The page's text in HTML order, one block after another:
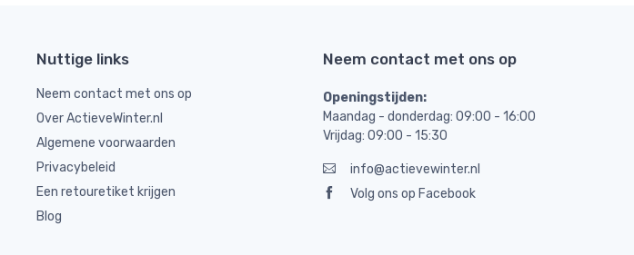
Nuttige links
Neem contact met ons op
Over ActieveWinter.nl
Algemene voorwaarden
Privacybeleid
Een retouretiket krijgen
Blog
Neem contact met ons op
Openingstijden:
Maandag - donderdag: 09:00 - 16:00
Vrijdag: 09:00 - 15:30
info@actievewinter.nl
Volg ons op Facebook